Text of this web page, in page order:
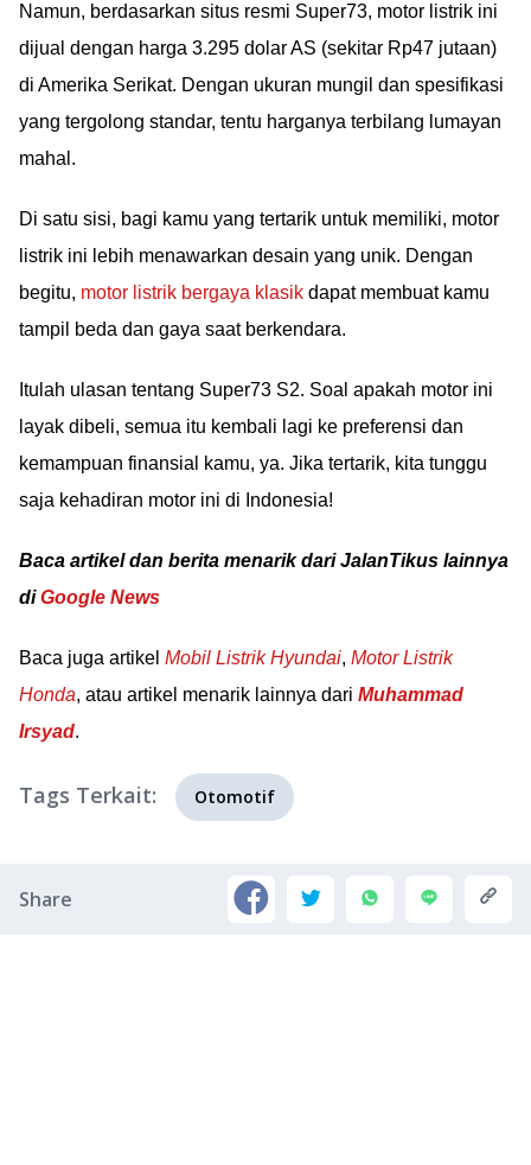
Namun, berdasarkan situs resmi Super73, motor listrik ini
dijual dengan harga 3.295 dolar AS (sekitar Rp47 jutaan)
di Amerika Serikat. Dengan ukuran mungil dan spesifikasi
yang tergolong standar, tentu harganya terbilang lumayan
mahal.
Di satu sisi, bagi kamu yang tertarik untuk memiliki, motor
listrik ini lebih menawarkan desain yang unik. Dengan
begitu, motor listrik bergaya klasik dapat membuat kamu
tampil beda dan gaya saat berkendara.
Itulah ulasan tentang Super73 S2. Soal apakah motor ini
layak dibeli, semua itu kembali lagi ke preferensi dan
kemampuan finansial kamu, ya. Jika tertarik, kita tunggu
saja kehadiran motor ini di Indonesia!
Baca artikel dan berita menarik dari JalanTikus lainnya
diGoogle News
Baca juga artikel Mobil Listrik Hyundai, Motor Listrik
Honda, atau artikel menarik lainnya dari Muhammad
Irsyad.
Tags Terkait: Otomotif
Share